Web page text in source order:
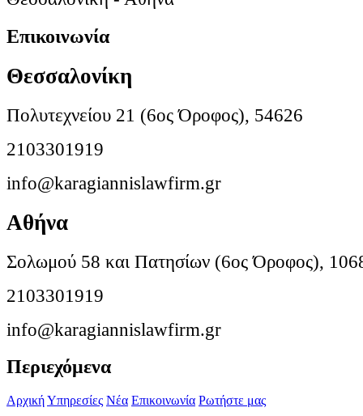
Επικοινωνία
Θεσσαλονίκη
Πολυτεχνείου 21 (6ος Όροφος), 54626
2103301919
info@karagiannislawfirm.gr
Αθήνα
Σολωμού 58 και Πατησίων (6ος Όροφος),
2103301919
info@karagiannislawfirm.gr
Περιεχόμενα
ΑρχικήΥπηρεσίες Νέα Επικοινωνία Ρωτήστε μας